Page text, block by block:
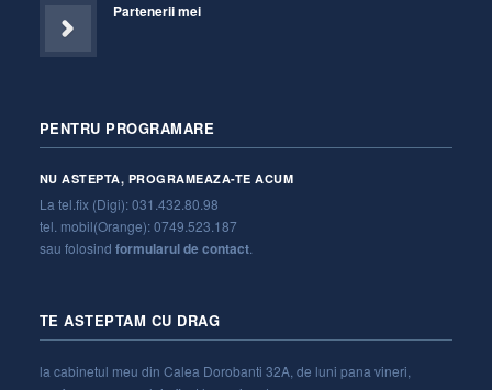
Partenerii mei
PENTRU PROGRAMARE
NU ASTEPTA, PROGRAMEAZA-TE ACUM
La tel.fix (Digi): 031.432.80.98
tel. mobil(Orange): 0749.523.187
sau folosind formularul de contact.
TE ASTEPTAM CU DRAG
la cabinetul meu din Calea Dorobanti 32A, de luni pana vineri,